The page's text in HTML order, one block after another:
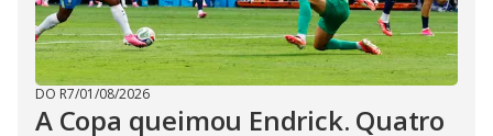
DO R7/01/08/2026
A Copa queimou Endrick. Quatro